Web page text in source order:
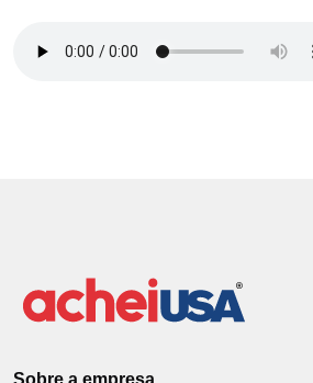
Sobre a empresa